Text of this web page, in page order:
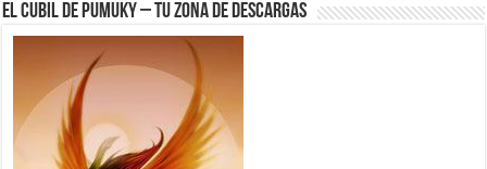
El Cubil de Pumuky – Tu zona de Descargas